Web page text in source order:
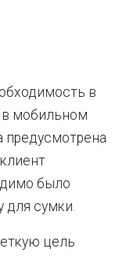
в
в мобильном
предусмотрена
было
для сумки.
цель